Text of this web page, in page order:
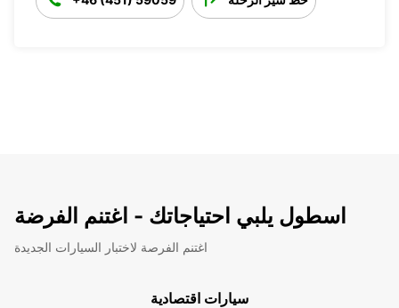
اسطول يلبي احتياجاتك - اغتنم الفرضة
اغتنم الفرصة لاختبار السيارات الجديدة
سيارات اقتصادية